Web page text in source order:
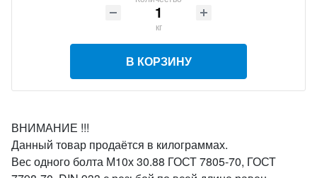
кг
В КОРЗИНУ
ВНИМАНИЕ !!!
Данный товар продаётся в килограммах.
Вес одного болта М10х 30.88 ГОСТ 7805-70, ГОСТ